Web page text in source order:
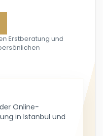
Erstberatung und
Online-
in Istanbul und